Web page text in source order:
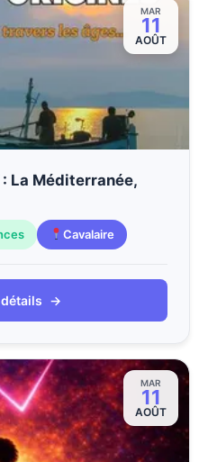
MAR
11
AOÛT
La Méditerranée,
Cavalaire
→
MAR
11
AOÛT